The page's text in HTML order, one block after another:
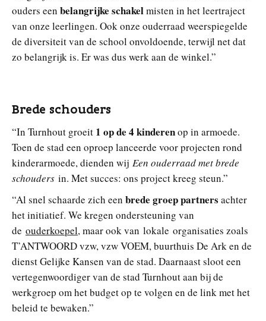
ouders een belangrijke schakelmisten in het leertraject
van onze leerlingen. Ook onze ouderraad weerspiegelde
de diversiteit van de school onvoldoende, terwijl net dat
zo belangrijk is. Er was dus werk aan de winkel.”
Brede schouders
“In Turnhout groeit 1 op de 4 kinderenop in armoede.
Toen de stad een oproep lanceerde voor projecten rond
kinderarmoede, dienden wij Een ouderraad met brede
schouders in. Met succes: ons project kreeg steun.”
“Al snel schaarde zich een brede groep partners achter
het initiatief. We kregen ondersteuning van
de ouderkoepel, maar ook van lokale organisaties zoals
T’ANTWOORD vzw, vzw VOEM, buurthuis De Ark en de
dienst Gelijke Kansen van de stad. Daarnaast sloot een
vertegenwoordiger van de stad Turnhout aan bij de
werkgroep om het budget op te volgen en de link met het
beleid te bewaken.”